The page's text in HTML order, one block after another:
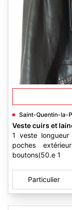
Saint-Quentin-la-
Veste cuirs et
1 veste
poches
boutons(50.e 1
Particulier